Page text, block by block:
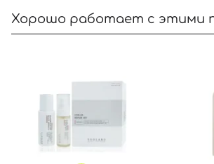
Хорошо работает с этими